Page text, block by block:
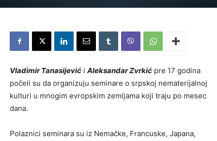
Vladimir Tanasijević i Aleksandar Zvrkić pre 17 godina
počeli su da organizuju seminare o srpskoj nematerijalnoj
kulturi u mnogim evropskim zemljama koji traju po mesec
dana.
Polaznici seminara su iz Nemačke, Francuske, Japana,